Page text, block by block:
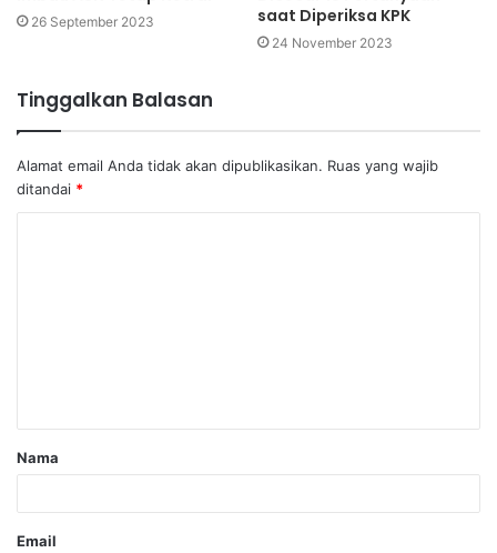
26 September 2023
saat Diperiksa KPK
24 November 2023
Tinggalkan Balasan
Alamat email Anda tidak akan dipublikasikan. Ruas yang wajib
ditandai *
Nama
Email